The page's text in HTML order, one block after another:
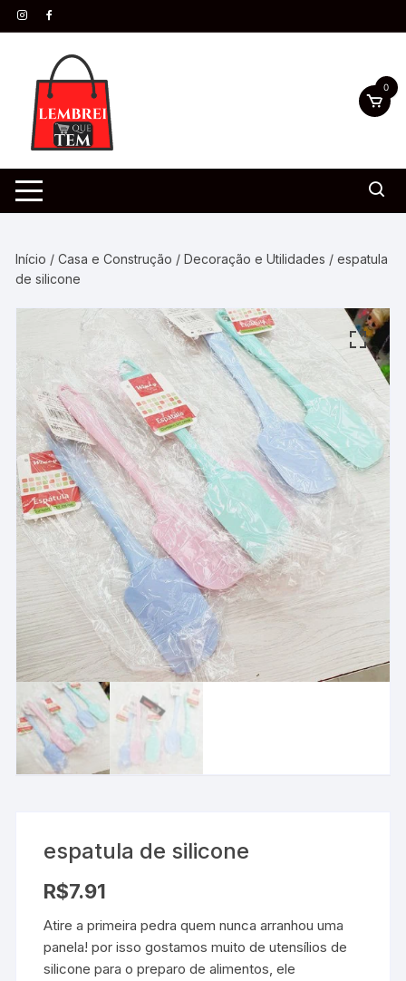
0
Início /Casa e Construção /Decoração e Utilidades / espatula
de silicone
espatula de silicone
R$7.91
Atire a primeira pedra quem nunca arranhou uma
panela! por isso gostamos muito de utensílios de
silicone para o preparo de alimentos, ele